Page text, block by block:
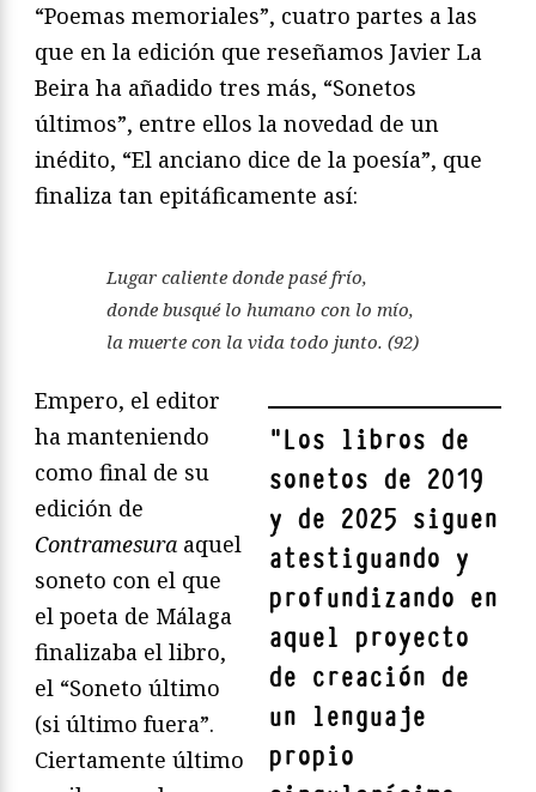
“Poemas memoriales”, cuatro partes a las
que en la edición que reseñamos Javier La
Beira ha añadido tres más, “Sonetos
últimos”, entre ellos la novedad de un
inédito, “El anciano dice de la poesía”, que
finaliza tan epitáficamente así:
Lugar caliente donde pasé frío,
donde busqué lo humano con lo mío,
la muerte con la vida todo junto. (92)
"Los libros de
sonetos de 2019
y de 2025 siguen
atestiguando y
profundizando en
aquel proyecto
de creación de
un lenguaje
propio
Empero, el editor
ha manteniendo
como final de su
edición de
Contramesura aquel
soneto con el que
el poeta de Málaga
finalizaba el libro,
el “Soneto último
(si último fuera”.
Ciertamente último